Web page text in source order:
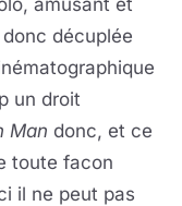
amusant et
décuplée
un droit
Man donc, et ce
toute facon
il ne peut pas